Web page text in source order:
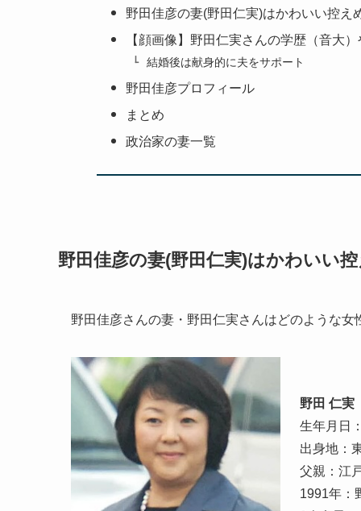
野田佳彦の妻(野田仁実)はかわいい控え
【顔画像】野田仁実さんの学歴（音大
結婚後は献身的に夫をサポート
野田佳彦プロフィール
まとめ
政治家の妻一覧
野田佳彦の妻(野田仁実)はかわいい
野田佳彦さんの妻・野田仁実さんはどのような女
野田 仁実
生年月日
出身地：
父親：江
1991年：